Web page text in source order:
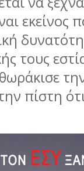
εκείνος
τους
πίστη